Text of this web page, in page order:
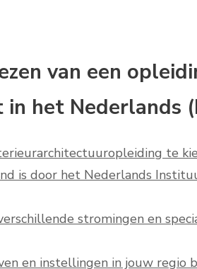
van een
het Nederlands
te
is door het Nederlands
stromingen en
en instellingen in jouw regio